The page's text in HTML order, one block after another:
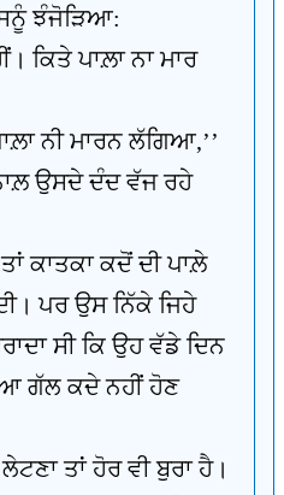
ਝੰਜੋੜਿਆ:
ਕਿਤੇ ਪਾਲ਼ਾ ਨਾ ਮਾਰ
ਨੀ ਮਾਰਨ ਲੱਗਿਆ,’’
ਉਸਦੇ ਦੰਦ ਵੱਜ ਰਹੇ
ਕਾਤਕਾ ਕਦੋਂ ਦੀ ਪਾਲ਼ੇ
ਪਰ ਉਸ ਨਿੱਕੇ ਜਿਹੇ
ਸੀ ਕਿ ਉਹ ਵੱਡੇ ਦਿਨ
ਗੱਲ ਕਦੇ ਨਹੀਂ ਹੋਣ
ਤਾਂ ਹੋਰ ਵੀ ਬੁਰਾ ਹੈ।